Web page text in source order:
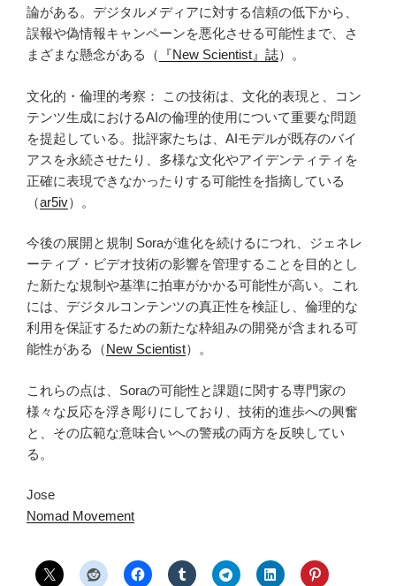
論がある。デジタルメディアに対する信頼の低下から、
誤報や偽情報キャンペーンを悪化させる可能性まで、さ
まざまな懸念がある（
『New Scientist』誌）。
文化的・倫理的考察： この技術は、文化的表現と、コン
テンツ生成におけるAIの倫理的使用について重要な問題
を提起している。批評家たちは、AIモデルが既存のバイ
アスを永続させたり、多様な文化やアイデンティティを
正確に表現できなかったりする可能性を指摘している
（ar5iv）。
今後の展開と規制 Soraが進化を続けるにつれ、ジェネレ
ーティブ・ビデオ技術の影響を管理することを目的とし
た新たな規制や基準に拍車がかかる可能性が高い。これ
には、デジタルコンテンツの真正性を検証し、倫理的な
利用を保証するための新たな枠組みの開発が含まれる可
能性がある（New Scientist）。
これらの点は、Soraの可能性と課題に関する専門家の
様々な反応を浮き彫りにしており、技術的進歩への興奮
と、その広範な意味合いへの警戒の両方を反映してい
る。
Jose
Nomad Movement